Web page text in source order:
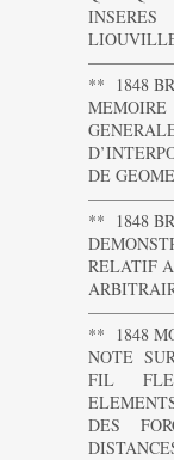
** 1848
DE
** 1848
RELATIF
** 1848
NOTE
FIL
DES